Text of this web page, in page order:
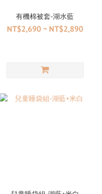
有機棉被套-湖水藍
NT$2,690 ~ NT$2,890